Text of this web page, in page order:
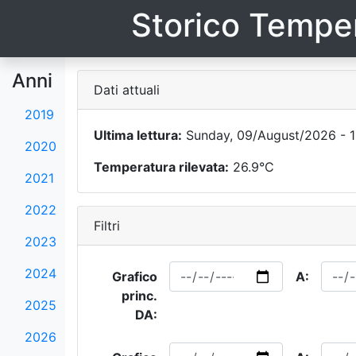
Storico
Anni
2019
2020
2021
2022
2023
2024
2025
2026
Dati attuali
Ultima lettura: Sunday, 09/August/2026 -
Temperatura rilevata: 26.9°C
Filtri
Grafico
princ.
DA:
A: